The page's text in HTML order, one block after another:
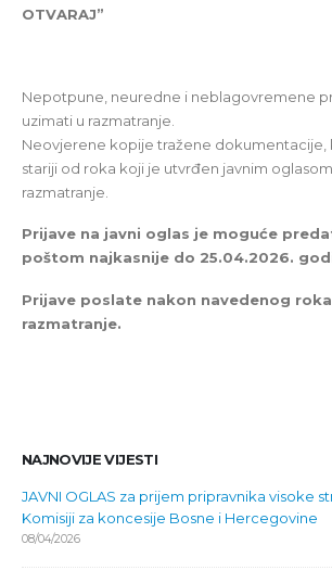
OTVARAJ”
Nepotpune, neuredne i neblagovremene
uzimati u razmatranje.
Neovjerene kopije tražene dokumentacije,
stariji od roka koji je utvrđen javnim
razmatranje.
Prijave na javni oglas je moguće
poštom najkasnije do 25.04.2026.
Prijave poslate nakon navedenog
razmatranje.
NAJNOVIJE VIJESTI
JAVNI OGLAS za prijem pripravnika visoke
Komisiji za koncesije Bosne i Hercegovine
08/04/2026